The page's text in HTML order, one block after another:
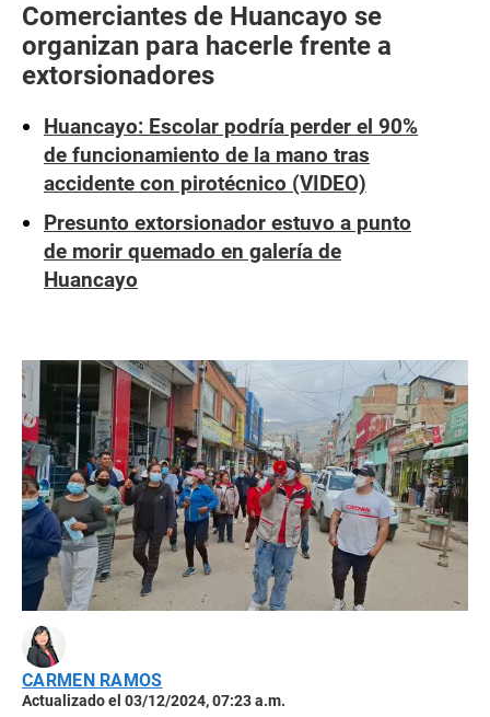
Comerciantes de Huancayo se
organizan para hacerle frente a
extorsionadores
Huancayo: Escolar podría perder el 90%
de funcionamiento de la mano tras
accidente con pirotécnico (VIDEO)
Presunto extorsionador estuvo a punto
de morir quemado en galería de
Huancayo
CARMEN RAMOS
Actualizado el 03/12/2024, 07:23 a.m.